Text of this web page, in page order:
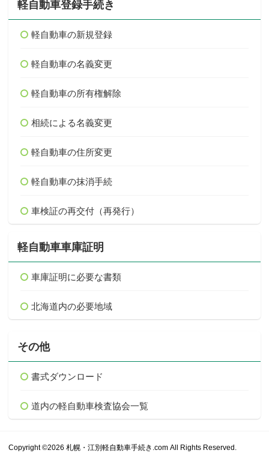
軽自動車登録手続き
軽自動車の新規登録
軽自動車の名義変更
軽自動車の所有権解除
相続による名義変更
軽自動車の住所変更
軽自動車の抹消手続
車検証の再交付（再発行）
軽自動車車庫証明
車庫証明に必要な書類
北海道内の必要地域
その他
書式ダウンロード
道内の軽自動車検査協会一覧
Copyright ©2026 札幌・江別軽自動車手続き.com All Rights Reserved.